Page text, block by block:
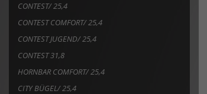
CONTEST/ 25,4
CONTEST COMFORT/ 25,4
CONTEST JUGEND/ 25,4
CONTEST 31,8
HORNBAR COMFORT/ 25,4
CITY BÜGEL/ 25,4